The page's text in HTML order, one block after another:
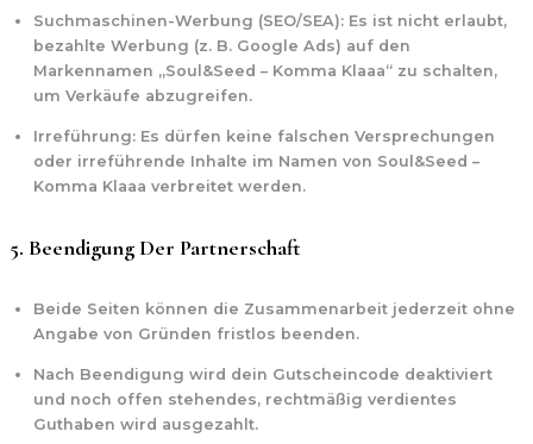
Suchmaschinen-Werbung (SEO/SEA): Es ist nicht erlaubt,
bezahlte Werbung (z. B. Google Ads) auf den
Markennamen „Soul&Seed – Komma Klaaa“ zu schalten,
um Verkäufe abzugreifen.
Irreführung: Es dürfen keine falschen Versprechungen
oder irreführende Inhalte im Namen von Soul&Seed –
Komma Klaaa verbreitet werden.
5. Beendigung Der Partnerschaft
Beide Seiten können die Zusammenarbeit jederzeit ohne
Angabe von Gründen fristlos beenden.
Nach Beendigung wird dein Gutscheincode deaktiviert
und noch offen stehendes, rechtmäßig verdientes
Guthaben wird ausgezahlt.